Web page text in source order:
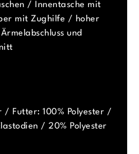
/ Innentasche mit
mit Zughilfe / hoher
und
/ Futter: 100% Polyester /
/ 20% Polyester